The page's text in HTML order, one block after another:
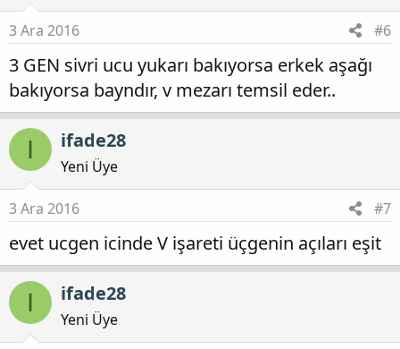
3 Ara 2016 #6
3 GEN sivri ucu yukarı bakıyorsa erkek aşağı
bakıyorsa bayndır, v mezarı temsil eder..
I ifade28
Yeni Üye
3 Ara 2016 #7
evet ucgen icinde V işareti üçgenin açıları eşit
I ifade28
Yeni Üye